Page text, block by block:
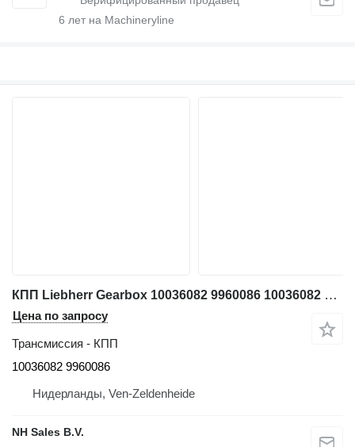
6 лет на Machineryline
КПП Liebherr Gearbox 10036082 9960086 10036082 9960086 для экскаватора Liebherr A934C
Цена по запросу
Трансмиссия - КПП
10036082 9960086
Нидерланды, Ven-Zeldenheide
NH Sales B.V.